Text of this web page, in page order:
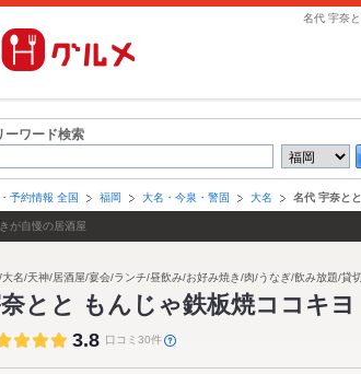
名代 宇奈
ーワード検索
予約情報 全国 福岡 大名・今泉・警固 大名 名代 宇奈と
が自慢の居酒屋
大名/天神/居酒屋/宴会/ランチ/昼飲み/お好み焼き/肉/うなぎ/飲み放題/貸切
とと もんじゃ鉄板焼ココキ
3.8 口コミ30件